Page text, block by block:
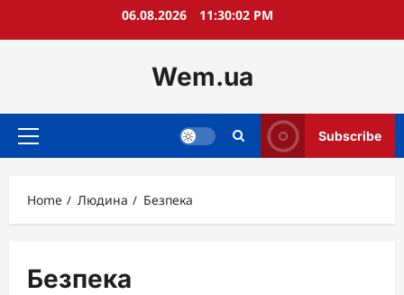
06.08.2026 11:30:03 PM
Wem.ua
Primary
Subscribe
Home Людина Безпека
Безпека